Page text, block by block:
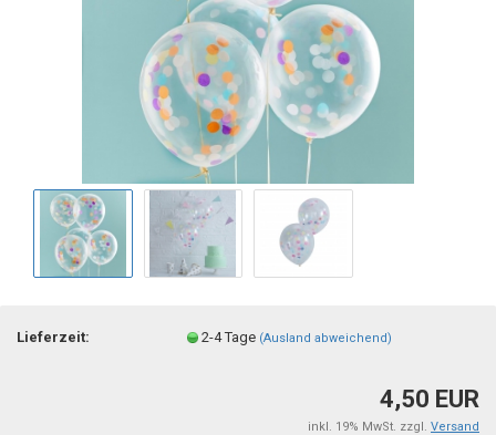
Lieferzeit: 2-4 Tage (Ausland abweichend)
4,50 EUR
inkl. 19% MwSt. zzgl. Versand